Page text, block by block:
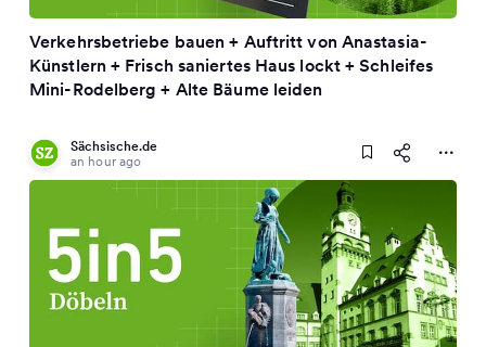
Verkehrsbetriebe bauen + Auftritt von Anastasia-
Künstlern + Frisch saniertes Haus lockt + Schleifes
Mini-Rodelberg + Alte Bäume leiden
Sächsische.de
an hour ago